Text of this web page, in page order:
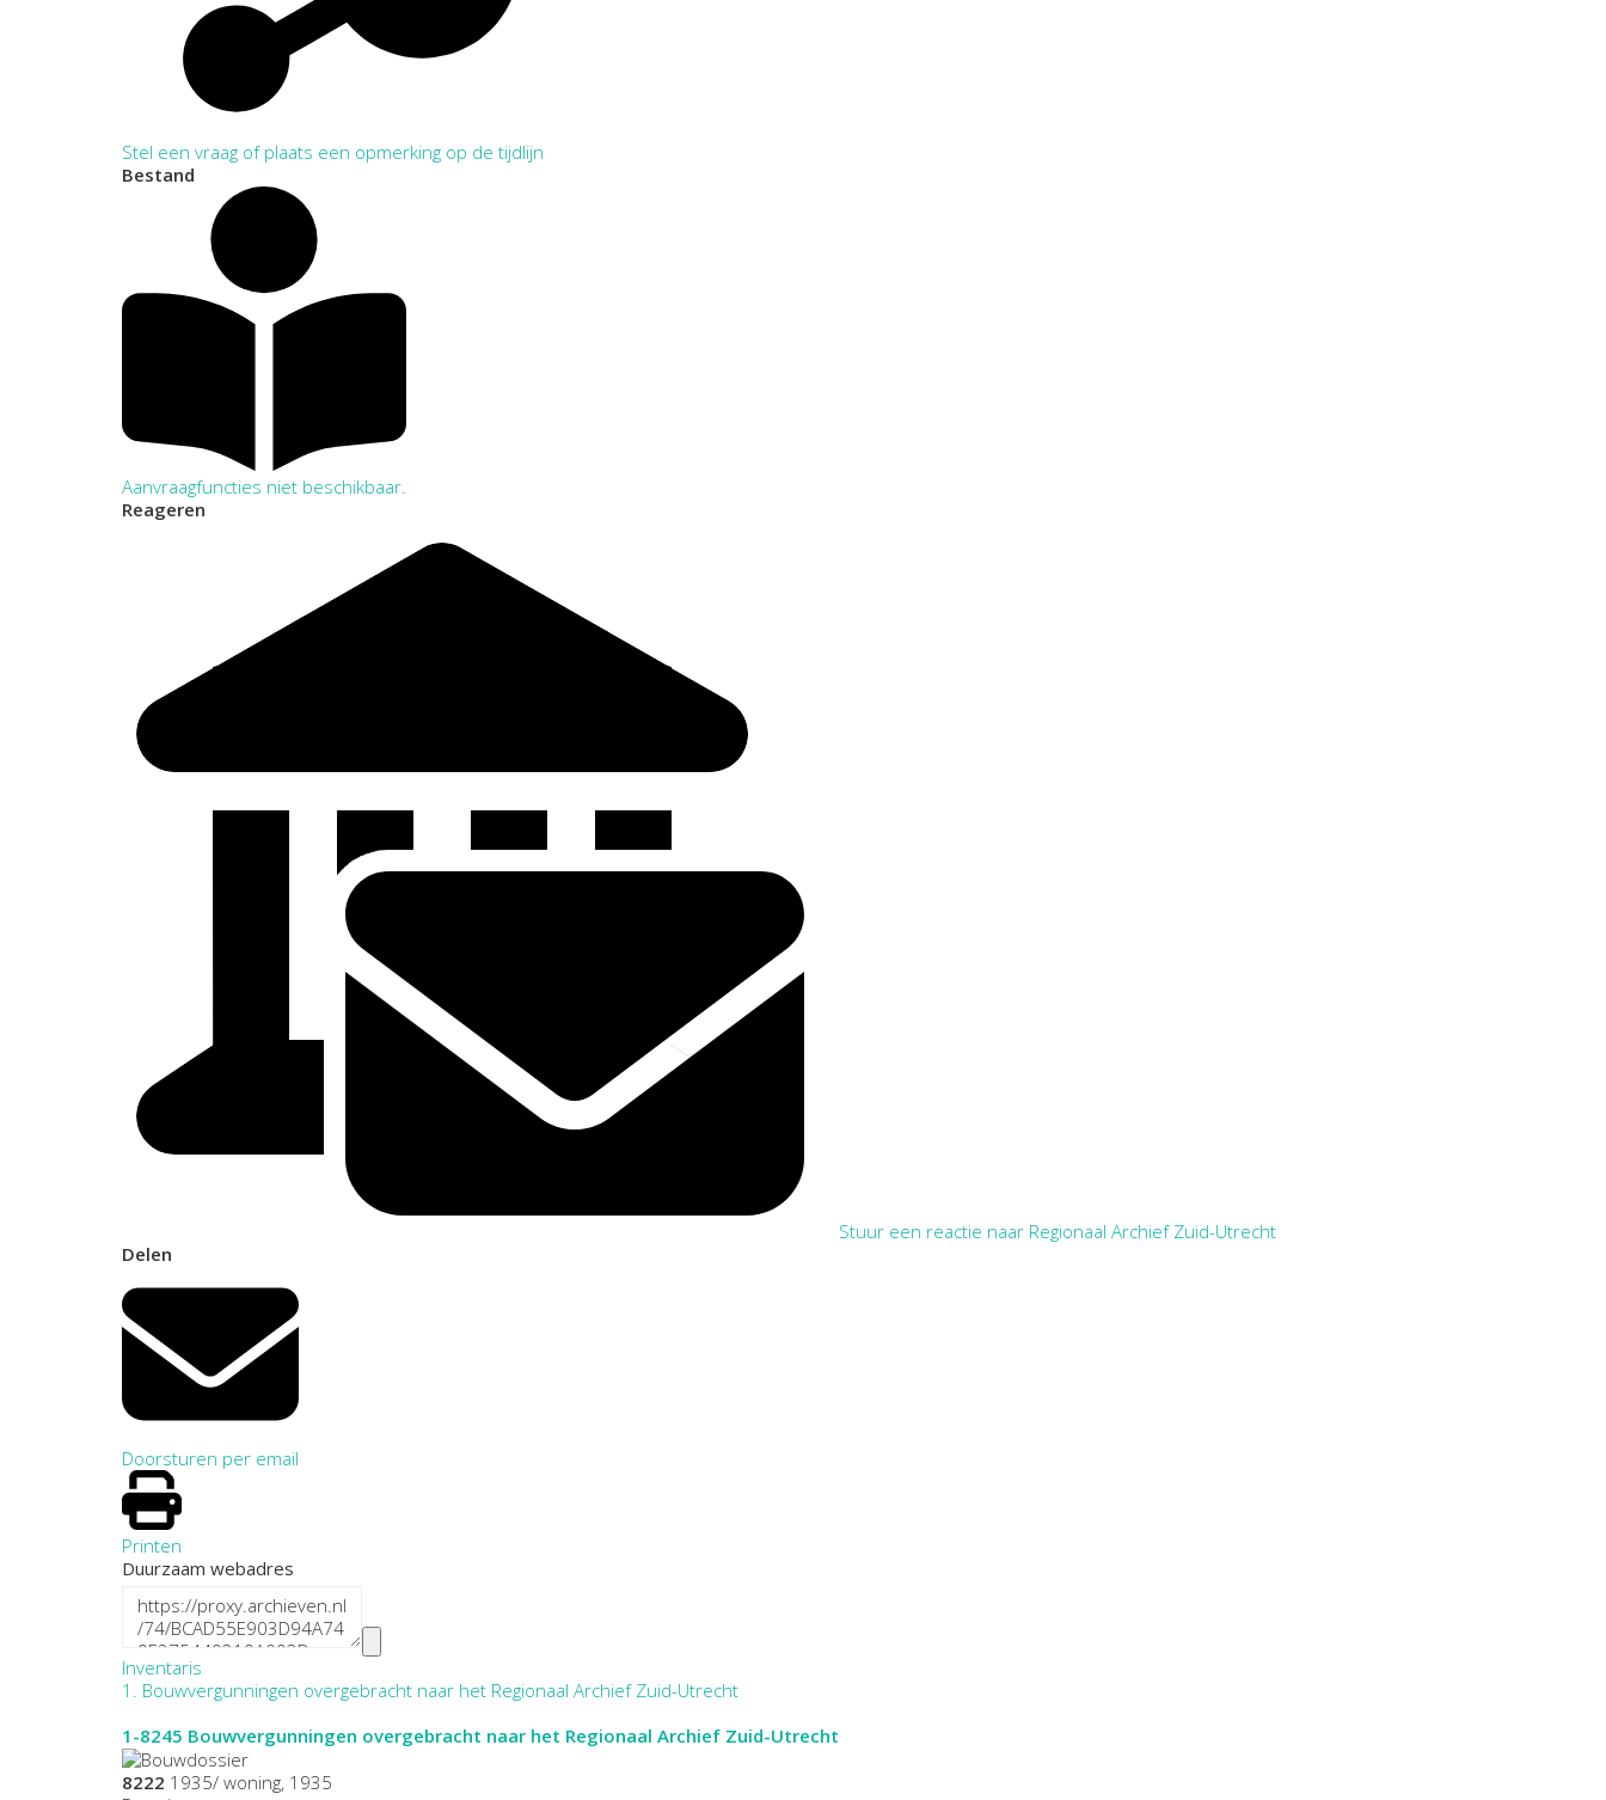
Stel een vraag of plaats een opmerking op de tijdlijn
Bestand
Aanvraagfuncties niet beschikbaar.
Reageren
Stuur een reactie naar Regionaal Archief Zuid-Utrecht
Delen
Doorsturen per email
Printen
Duurzaam webadres
Inventaris
1. Bouwvergunningen overgebracht naar het Regionaal Archief Zuid-Utrecht
1-8245 Bouwvergunningen overgebracht naar het Regionaal Archief Zuid-Utrecht
8222 1935/ woning, 1935